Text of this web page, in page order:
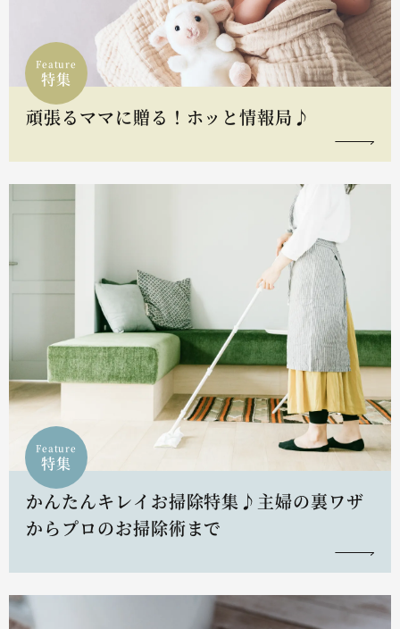
Feature
特集
頑張るママに贈る！ホッと情報局♪
Feature
特集
かんたんキレイお掃除特集♪主婦の裏ワザ
からプロのお掃除術まで